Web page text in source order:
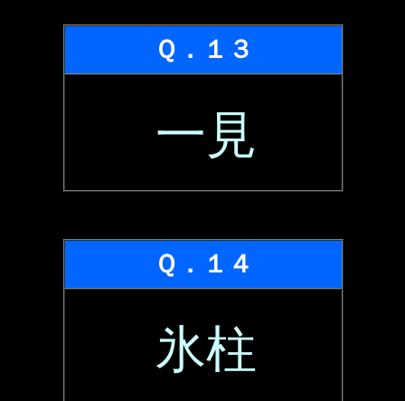
Ｑ．１３
一見
Ｑ．１４
氷柱